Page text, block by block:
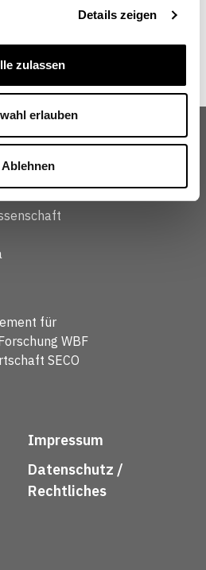
Details zeigen
zulassen
erlauben
Ablehnen
für
WBF
SECO
Impressum
Datenschutz /
Rechtliches